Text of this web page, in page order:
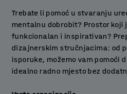
Trebate li pomoć u stvaranju
mentalnu dobrobit? Prostor koji
funkcionalan i inspirativan?
dizajnerskim stručnjacima: od
isporuke, možemo vam pomoći
idealno radno mjesto bez